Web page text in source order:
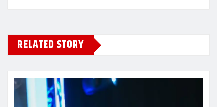
RELATED STORY